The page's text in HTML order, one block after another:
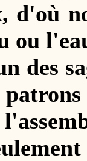
d'où
ou
des